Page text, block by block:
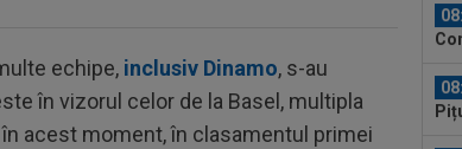
echipe, inclusiv Dinamo, s-au
în vizorul celor de la Basel, multipla
acest moment, în clasamentul primei